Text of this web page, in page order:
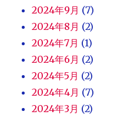
2024年9月 (7)
2024年8月 (2)
2024年7月 (1)
2024年6月 (2)
2024年5月 (2)
2024年4月 (7)
2024年3月 (2)